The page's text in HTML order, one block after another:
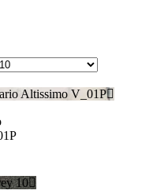
Altissimo V_01P
10